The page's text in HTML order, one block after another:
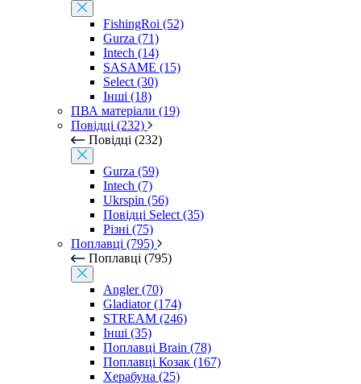
FishingRoi (52)
Gurza (71)
Intech (14)
SASAME (15)
Select (30)
Інші (18)
ПВА матеріали (19)
Повідці (232)
Повідці (232)
Gurza (59)
Intech (7)
Ukrspin (56)
Повідці Select (35)
Різні (75)
Поплавці (795)
Поплавці (795)
Angler (70)
Gladiator (174)
STREAM (246)
Інші (35)
Поплавці Brain (78)
Поплавці Козак (167)
Херабуна (25)